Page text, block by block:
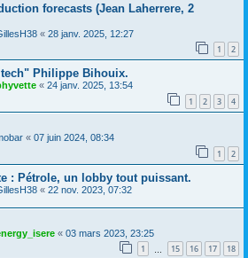
forecasts (Jean Laherrere, 2
« 28 janv. 2025, 12:27
1 2
Philippe Bihouix.
« 24 janv. 2025, 13:54
1 2 3 4
« 07 juin 2024, 08:34
1 2
: Pétrole, un lobby tout puissant.
« 22 nov. 2023, 07:32
« 03 mars 2023, 23:25
1 15 16 17 18